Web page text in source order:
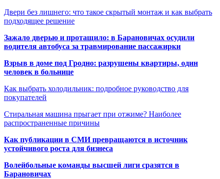
Двери без лишнего: что такое скрытый монтаж и как выбрать
подходящее решение
Зажало дверью и протащило: в Барановичах осудили
водителя автобуса за травмирование пассажирки
Взрыв в доме под Гродно: разрушены квартиры, один
человек в больнице
Как выбрать холодильник: подробное руководство для
покупателей
Стиральная машина прыгает при отжиме? Наиболее
распространенные причины
Как публикации в СМИ превращаются в источник
устойчивого роста для бизнеса
Волейбольные команды высшей лиги сразятся в
Барановичах